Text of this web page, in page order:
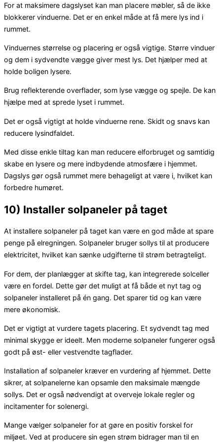
For at maksimere dagslyset kan man placere møbler, så de ikke
blokkerer vinduerne. Det er en enkel måde at få mere lys ind i
rummet.
Vinduernes størrelse og placering er også vigtige. Større vinduer
og dem i sydvendte vægge giver mest lys. Det hjælper med at
holde boligen lysere.
Brug reflekterende overflader, som lyse vægge og spejle. De kan
hjælpe med at sprede lyset i rummet.
Det er også vigtigt at holde vinduerne rene. Skidt og snavs kan
reducere lysindfaldet.
Med disse enkle tiltag kan man reducere elforbruget og samtidig
skabe en lysere og mere indbydende atmosfære i hjemmet.
Dagslys gør også rummet mere behageligt at være i, hvilket kan
forbedre humøret.
10) Installer solpaneler på taget
At installere solpaneler på taget kan være en god måde at spare
penge på elregningen. Solpaneler bruger sollys til at producere
elektricitet, hvilket kan sænke udgifterne til strøm betragteligt.
For dem, der planlægger at skifte tag, kan integrerede solceller
være en fordel. Dette gør det muligt at få både et nyt tag og
solpaneler installeret på én gang. Det sparer tid og kan være
mere økonomisk.
Det er vigtigt at vurdere tagets placering. Et sydvendt tag med
minimal skygge er ideelt. Men moderne solpaneler fungerer også
godt på øst- eller vestvendte tagflader.
Installation af solpaneler kræver en vurdering af hjemmet. Dette
sikrer, at solpanelerne kan opsamle den maksimale mængde
sollys. Det er også nødvendigt at overveje lokale regler og
incitamenter for solenergi.
Mange vælger solpaneler for at gøre en positiv forskel for
miljøet. Ved at producere sin egen strøm bidrager man til en